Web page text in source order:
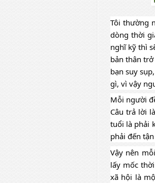
Tôi thường
dòng thời
nghĩ kỹ thì
bản thân
bạn suy
gì, vì vậy
Mỗi người
Câu trả lời
tuổi là phải
phải đến
Vậy nên
lấy mốc
xã hội là